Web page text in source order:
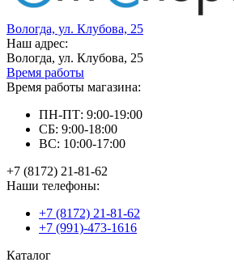
Вологда, ул. Клубова, 25
Наш адрес:
Вологда, ул. Клубова, 25
Время работы
Время работы магазина:
ПН-ПТ: 9:00-19:00
СБ: 9:00-18:00
ВС: 10:00-17:00
+7 (8172) 21-81-62
Наши телефоны:
+7 (8172) 21-81-62
+7 (991)-473-1616
Каталог